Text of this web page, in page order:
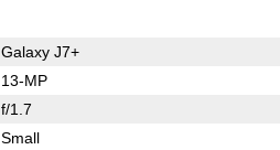
Galaxy J7+
13-MP
f/1.7
Small